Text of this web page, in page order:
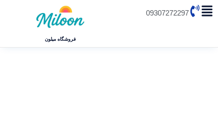
09307272297
فروشگاه میلون